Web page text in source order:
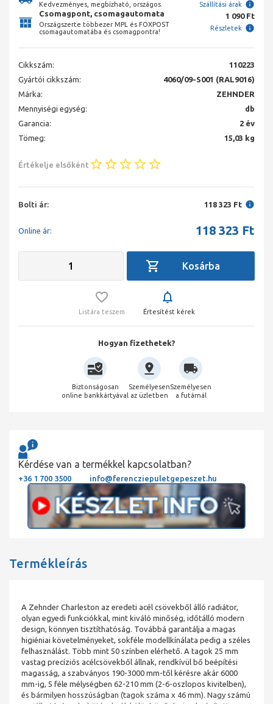
Kedvezményes, megbízható, országos. Szállítási árak
Csomagpont, csomagautomata
Országszerte többezer MPL és FOXPOST
csomagautomatába és csomagpontra!
1 090 Ft
Részletek
Cikkszám:
110223
Gyártói cikkszám:
4060/09-S001 (RAL9016)
Márka:
ZEHNDER
Mennyiségi egység:
db
Garancia:
2 év
Tömeg:
15,03 kg
Értékelje elsőként
Bolti ár: 118 323 Ft
Online ár: 118 323 Ft
Listára teszem Értesítést kérek
Hogyan fizethetek?
Biztonságosan
online bankkártyával
Személyesen
az üzletben
Személyesen
a futárnál
Kérdése van a termékkel kapcsolatban?
+36 1 700 3500 info@ferencziepuletgepeszet.hu
Termékleírás
A Zehnder Charleston az eredeti acél csövekből álló radiátor,
olyan egyedi funkciókkal, mint kiváló minőség, időtálló modern
design, könnyen tisztíthatóság. Továbbá garantálja a magas
higiéniai követelményeket, sokféle modellkínálata pedig a széles
felhasználást. Több mint 50 színben elérhető. A tagok 25 mm
vastag precíziós acélcsövekből állnak, rendkívül bő beépítési
magasság, a szabványos 190-3000 mm-től kérésre akár 6000
mm-ig, 5 féle mélységben 62-210 mm (2-6-oszlopos kivitelben),
és bármilyen hosszúságban (tagok száma x 46 mm). Nagy számú